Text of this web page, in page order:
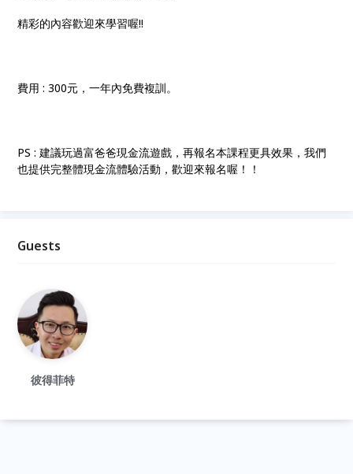
精彩的內容歡迎來學習喔!!
費用 : 300元，一年內免費複訓。
PS : 建議玩過富爸爸現金流遊戲，再報名本課程更具效果，我們
也提供完整體現金流體驗活動，歡迎來報名喔！！
Guests
彼得菲特